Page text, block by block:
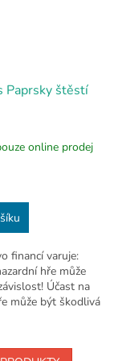
Paprsky štěstí
online prodej
financí varuje:
hře může
Účast na
může být škodlivá